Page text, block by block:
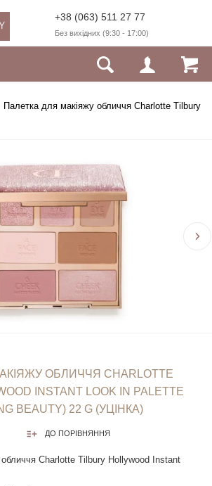
+38 (063) 511 27 77
Без вихідних (9:30 - 17:00)
Палетка для макіяжу обличчя Charlotte Tilbury
ОБЛИЧЧЯ CHARLOTTE
INSTANT LOOK IN PALETTE
BEAUTY) 22 G (УЦІНКА)
ДО ПОРІВНЯННЯ
Charlotte Tilbury Hollywood Instant